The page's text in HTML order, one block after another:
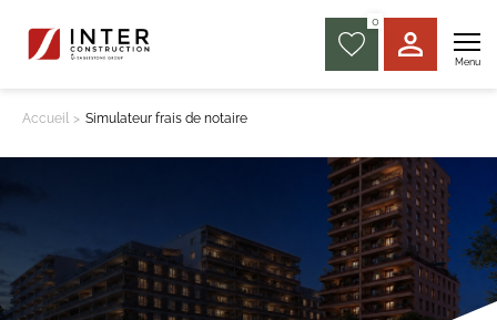
0
Menu
Accueil Simulateur frais de notaire